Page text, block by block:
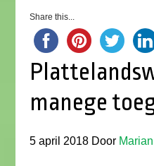
Share this...
manege
5 april 2018 Door